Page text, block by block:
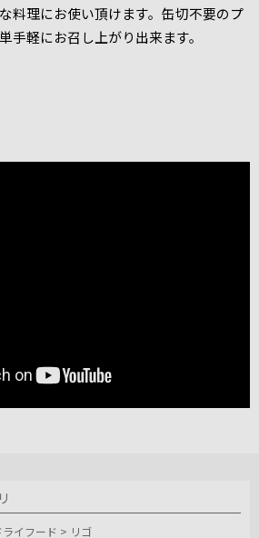
料理にお使い頂けます。缶切不要のプ
手軽にお召し上がり出来ます。
イフード > リゴ